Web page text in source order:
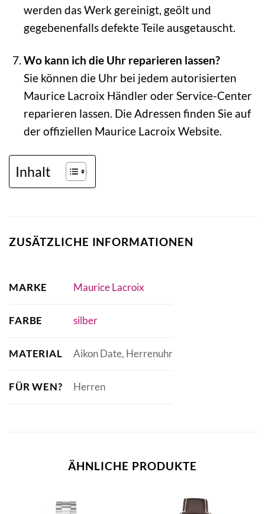
werden das Werk gereinigt, geölt und
gegebenenfalls defekte Teile ausgetauscht.
Wo kann ich die Uhr reparieren lassen?
Sie können die Uhr bei jedem autorisierten
Maurice Lacroix Händler oder Service-Center
reparieren lassen. Die Adressen finden Sie auf
der offiziellen Maurice Lacroix Website.
Inhalt
ZUSÄTZLICHE INFORMATIONEN
MARKE Maurice Lacroix
FARBE silber
MATERIAL Aikon Date, Herrenuhr
FÜR WEN? Herren
ÄHNLICHE PRODUKTE